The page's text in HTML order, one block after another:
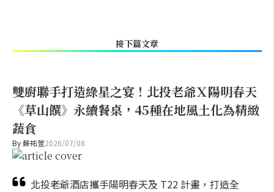
接下篇文章
雙廚聯手打造綠星之宴！北投老爺Ｘ陽明春天
《草山饌》永續餐桌，45種在地風土化為精緻
蔬食
By蘇祐萱2026/07/08
北投老爺酒店攜手陽明春天及 T22 計畫，打造全